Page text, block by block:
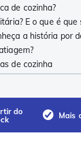
de cozinha?
E o que é que
a história por
de cozinha
do
Mais